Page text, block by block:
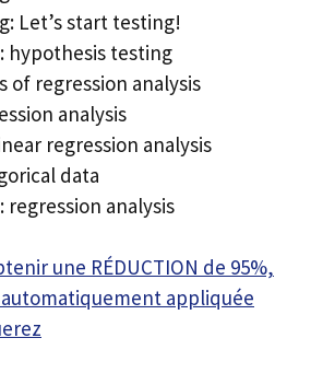
Let’s start testing!
hypothesis testing
of regression analysis
analysis
regression analysis
data
regression analysis
une RÉDUCTION de 95%,
appliquée